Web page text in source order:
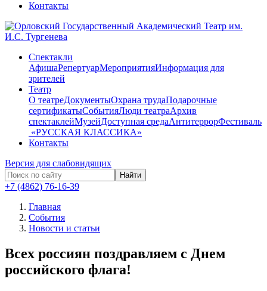
Контакты
Спектакли
АфишаРепертуарМероприятияИнформация для
зрителей
Театр
О театреДокументыОхрана трудаПодарочные
сертификатыСобытияЛюди театраАрхив
спектаклейМузейДоступная средаАнтитеррорФестиваль
​ «РУССКАЯ КЛАССИКА»
Контакты
Версия для слабовидящих
Найти
+7 (4862) 76-16-39
Главная
События
Новости и статьи
Всех россиян поздравляем с Днем
российского флага!